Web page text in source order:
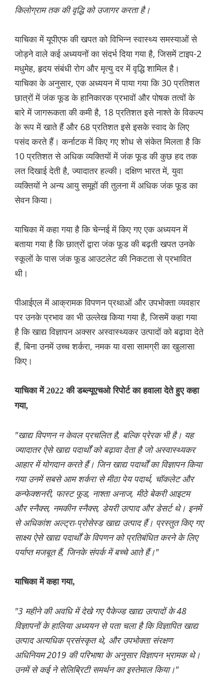
किलोग्राम तक की वृद्धि को उजागर करता है।
याचिका में यूपीएफ की खपत को विभिन्न स्वास्थ्य समस्याओं से
जोड़ने वाले कई अध्ययनों का संदर्भ दिया गया है, जिसमें टाइप-2
मधुमेह, हृदय संबंधी रोग और मृत्यु दर में वृद्धि शामिल है।
याचिका के अनुसार, एक अध्ययन में पाया गया कि 30 प्रतिशत
छात्रों में जंक फूड के हानिकारक प्रभावों और पोषक तत्वों के
बारे में जागरूकता की कमी है, 18 प्रतिशत इसे नाश्ते के विकल्प
के रूप में खाते हैं और 68 प्रतिशत इसे इसके स्वाद के लिए
पसंद करते हैं। कर्नाटक में किए गए शोध से संकेत मिलता है कि
10 प्रतिशत से अधिक व्यक्तियों में जंक फूड की कुछ हद तक
लत दिखाई देती है, ज्यादातर हल्की। दक्षिण भारत में, युवा
व्यक्तियों ने अन्य आयु समूहों की तुलना में अधिक जंक फूड का
सेवन किया।
याचिका में कहा गया है कि चेन्नई में किए गए एक अध्ययन में
बताया गया है कि छात्रों द्वारा जंक फूड की बढ़ती खपत उनके
स्कूलों के पास जंक फूड आउटलेट की निकटता से प्रभावित
थी।
पीआईएल में आक्रामक विपणन प्रथाओं और उपभोक्ता व्यवहार
पर उनके प्रभाव का भी उल्लेख किया गया है, जिसमें कहा गया
है कि खाद्य विज्ञापन अक्सर अस्वास्थ्यकर उत्पादों को बढ़ावा देते
हैं, बिना उनमें उच्च शर्करा, नमक या वसा सामग्री का खुलासा
किए।
याचिका में 2022 की डब्ल्यूएचओ रिपोर्ट का हवाला देते हुए कहा
गया,
"खाद्य विपणन न केवल प्रचलित है, बल्कि प्रेरक भी है। यह
ज्यादातर ऐसे खाद्य पदार्थों को बढ़ावा देता है जो अस्वास्थ्यकर
आहार में योगदान करते हैं। जिन खाद्य पदार्थों का विज्ञापन किया
गया उनमें सबसे आम शर्करा से मीठा पेय पदार्थ, चॉकलेट और
कन्फेक्शनरी, फास्ट फूड, नाश्ता अनाज, मीठे बेकरी आइटम
और स्नैक्स, नमकीन स्नैक्स, डेयरी उत्पाद और डेसर्ट थे। इनमें
से अधिकांश अल्ट्रा-प्रोसेस्ड खाद्य उत्पाद हैं। प्रस्तुत किए गए
साक्ष्य ऐसे खाद्य पदार्थों के विपणन को प्रतिबंधित करने के लिए
पर्याप्त मजबूत हैं, जिनके संपर्क में बच्चे आते हैं।"
याचिका में कहा गया,
"3 महीने की अवधि में देखे गए पैकेज्ड खाद्य उत्पादों के 48
विज्ञापनों के हालिया अध्ययन से पता चला है कि विज्ञापित खाद्य
उत्पाद अत्यधिक प्रसंस्कृत थे, और उपभोक्ता संरक्षण
अधिनियम 2019 की परिभाषा के अनुसार विज्ञापन भ्रामक थे।
उनमें से कई ने सेलिब्रिटी समर्थन का इस्तेमाल किया।"